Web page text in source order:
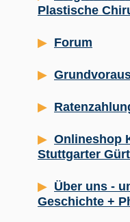
Plastische
Forum
Onlineshop
Stuttgarter
Über uns -
Geschichte +